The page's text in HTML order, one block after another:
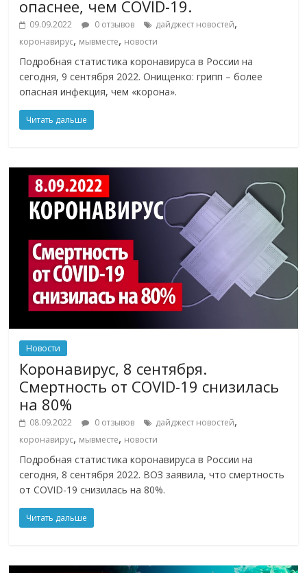
опаснее, чем COVID-19.
09.09.2022 0 отзывов дайджест новостей,
коронавирус, мывместе, новости
Подробная статистика коронавируса в России на
сегодня, 9 сентября 2022. Онищенко: грипп – более
опасная инфекция, чем «корона».
Читать дальше
Новости
Коронавирус, 8 сентября.
Смертность от COVID-19 снизилась
на 80%
08.09.2022 0 отзывов дайджест новостей,
коронавирус, мывместе, новости
Подробная статистика коронавируса в России на
сегодня, 8 сентября 2022. ВОЗ заявила, что смертность
от COVID-19 снизилась на 80%.
Читать дальше